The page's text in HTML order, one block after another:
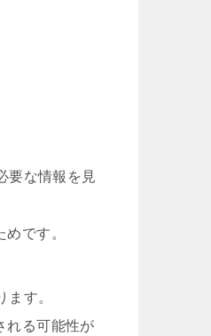
要な情報を見
です。
す。
れる可能性が